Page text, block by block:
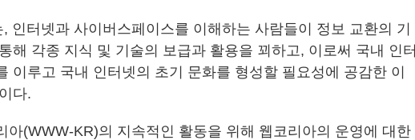
인터넷과 사이버스페이스를 이해하는 사람들이 정보 교환의 기
해 각종 지식 및 기술의 보급과 활용을 꾀하고, 이로써 국내 인터
이루고 국내 인터넷의 초기 문화를 형성할 필요성에 공감한 이
다.
아(WWW-KR)의 지속적인 활동을 위해 웹코리아의 운영에 대한